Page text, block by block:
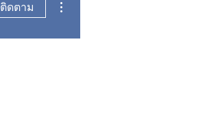
ติดตาม